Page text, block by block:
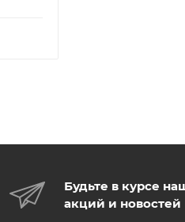
Будьте в курсе
акций и новостей